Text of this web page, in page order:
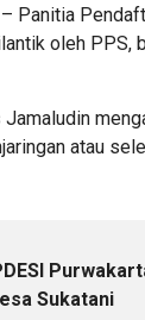
Panitia
oleh PPS,
atau
Sukatani